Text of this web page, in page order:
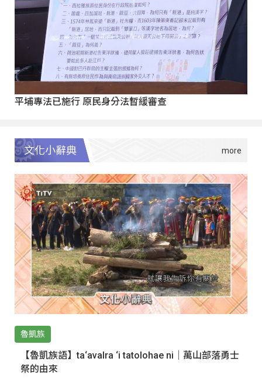
平埔專法已施行 原民身分法暫緩審查
文化小辭典
魯凱族
【魯凱族語】ta‘avalra ‘i tatolohae ni｜萬山部落勇士
祭的由來